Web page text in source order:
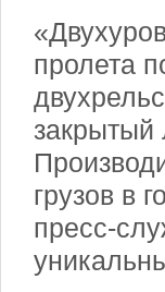
пролета
закрытый
грузов в
пресс-